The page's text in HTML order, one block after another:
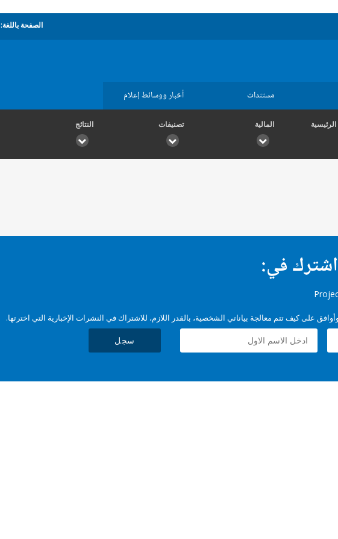
الصفحة باللغة:
مستندات أخبار ووسائط إعلام
المالية تصنيفات النتائج
اشترك في:
على كيف تتم معالجة بياناتي الشخصية، بالقدر اللازم، للاشتراك في النشرات الإخبارية التي اخترتها.
سجل